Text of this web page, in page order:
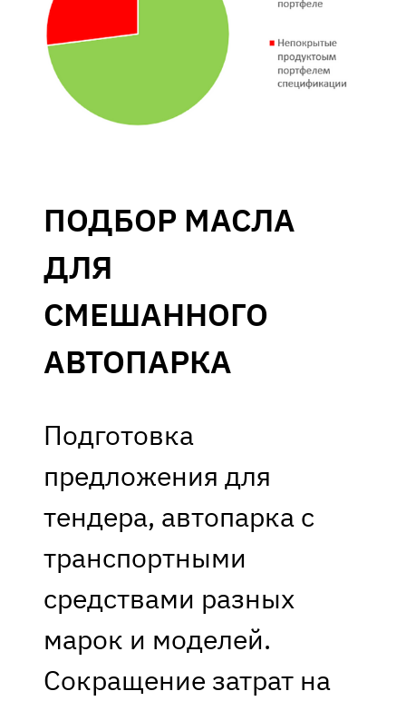
ПОДБОР МАСЛА
ДЛЯ
СМЕШАННОГО
АВТОПАРКА
Подготовка
предложения для
тендера, автопарка с
транспортными
средствами разных
марок и моделей.
Сокращение затрат на